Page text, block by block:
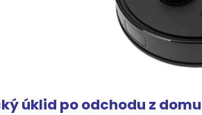
úklid po odchodu z domu